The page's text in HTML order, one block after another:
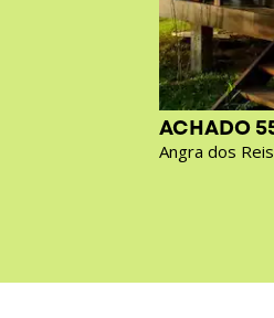
ACHADO
Angra dos